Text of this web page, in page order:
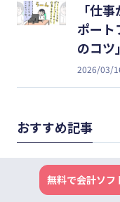
「仕
ポート
のコツ
2026/03/
おすすめ記事
やる気
力感」
無料で会計ソフ